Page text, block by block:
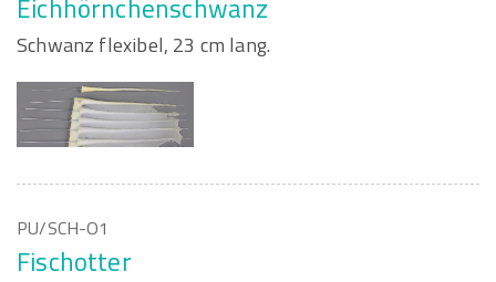
Eichhörnchenschwanz
Schwanz flexibel, 23 cm lang.
PU/SCH-O1
Fischotter